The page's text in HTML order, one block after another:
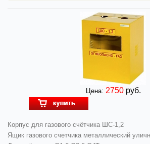
Цена: 2750 руб.
Корпус для газового счётчика ШС-1,2
Ящик газового счетчика металлический